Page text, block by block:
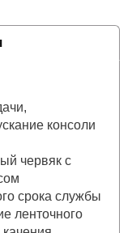
консоли
червяк с
срока службы
ленточного